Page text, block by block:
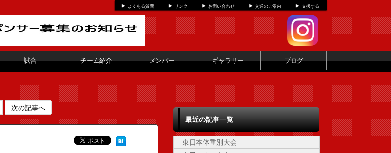
よくある質問 リンク お問い合わせ 交通のご案内 支援する
試合 チーム紹介 メンバー ギャラリー ブログ
次の記事へ
最近の記事一覧
東日本体重別大会